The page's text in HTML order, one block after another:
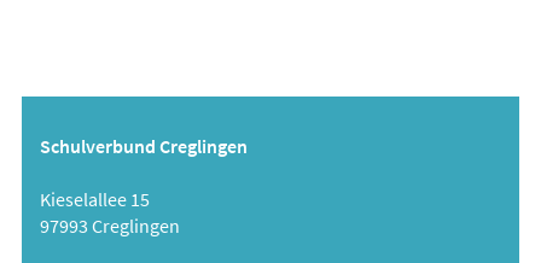
Schulverbund Creglingen
Kieselallee 15
97993 Creglingen